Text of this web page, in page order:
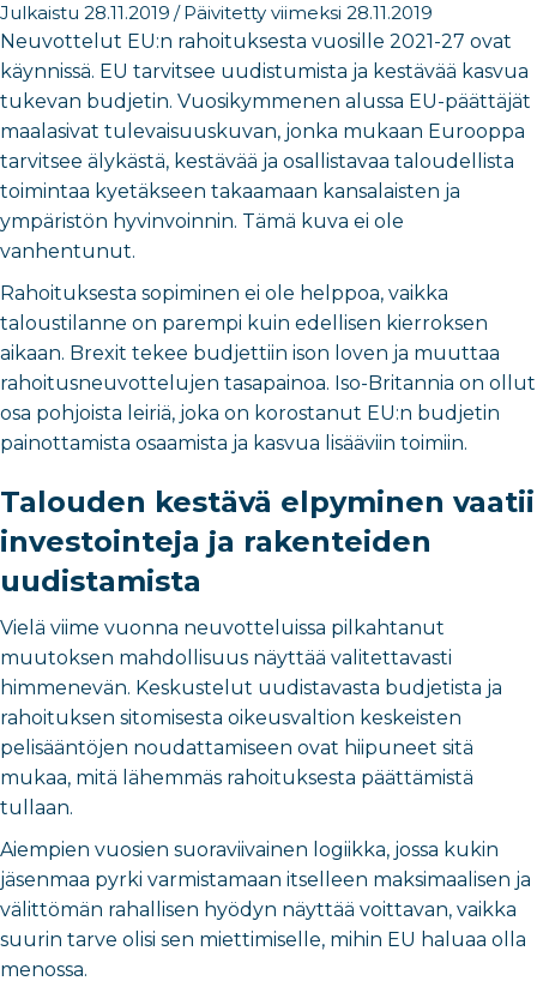
Julkaistu 28.11.2019 / Päivitetty viimeksi 28.11.2019
Neuvottelut EU:n rahoituksesta vuosille 2021-27 ovat
käynnissä. EU tarvitsee uudistumista ja kestävää kasvua
tukevan budjetin. Vuosikymmenen alussa EU-päättäjät
maalasivat tulevaisuuskuvan, jonka mukaan Eurooppa
tarvitsee älykästä, kestävää ja osallistavaa taloudellista
toimintaa kyetäkseen takaamaan kansalaisten ja
ympäristön hyvinvoinnin. Tämä kuva ei ole
vanhentunut.
Rahoituksesta sopiminen ei ole helppoa, vaikka
taloustilanne on parempi kuin edellisen kierroksen
aikaan. Brexit tekee budjettiin ison loven ja muuttaa
rahoitusneuvottelujen tasapainoa. Iso-Britannia on ollut
osa pohjoista leiriä, joka on korostanut EU:n budjetin
painottamista osaamista ja kasvua lisääviin toimiin.
Talouden kestävä elpyminen vaatii
investointeja ja rakenteiden
uudistamista
Vielä viime vuonna neuvotteluissa pilkahtanut
muutoksen mahdollisuus näyttää valitettavasti
himmenevän. Keskustelut uudistavasta budjetista ja
rahoituksen sitomisesta oikeusvaltion keskeisten
pelisääntöjen noudattamiseen ovat hiipuneet sitä
mukaa, mitä lähemmäs rahoituksesta päättämistä
tullaan.
Aiempien vuosien suoraviivainen logiikka, jossa kukin
jäsenmaa pyrki varmistamaan itselleen maksimaalisen ja
välittömän rahallisen hyödyn näyttää voittavan, vaikka
suurin tarve olisi sen miettimiselle, mihin EU haluaa olla
menossa.